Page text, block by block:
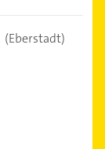
(Eberstadt)